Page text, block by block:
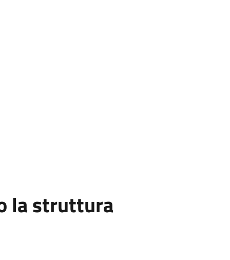
la struttura